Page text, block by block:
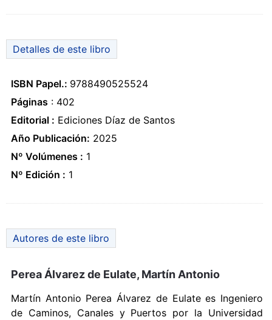
Detalles de este libro
ISBN Papel.: 9788490525524
Páginas : 402
Editorial : Ediciones Díaz de Santos
Año Publicación: 2025
Nº Volúmenes : 1
Nº Edición : 1
Autores de este libro
Perea Álvarez de Eulate, Martín Antonio
Martín Antonio Perea Álvarez de Eulate es Ingeniero
de Caminos, Canales y Puertos por la Universidad